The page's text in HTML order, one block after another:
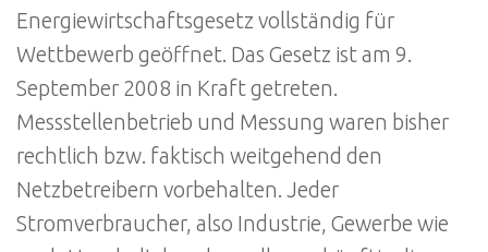
Energiewirtschaftsgesetz vollständig für
Wettbewerb geöffnet. Das Gesetz ist am 9.
September 2008 in Kraft getreten.
Messstellenbetrieb und Messung waren bisher
rechtlich bzw. faktisch weitgehend den
Netzbetreibern vorbehalten. Jeder
Stromverbraucher, also Industrie, Gewerbe wie